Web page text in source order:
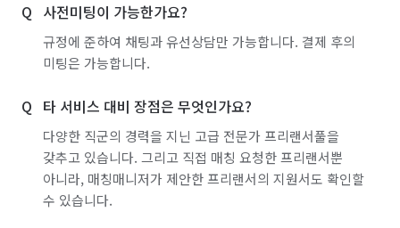
사전미팅이 가능한가요?
규정에 준하여 채팅과 유선상담만 가능합니다. 결제 후의
미팅은 가능합니다.
타 서비스 대비 장점은 무엇인가요?
다양한 직군의 경력을 지닌 고급 전문가 프리랜서풀을
갖추고 있습니다. 그리고 직접 매칭 요청한 프리랜서뿐
아니라, 매칭매니저가 제안한 프리랜서의 지원서도 확인할
수 있습니다.